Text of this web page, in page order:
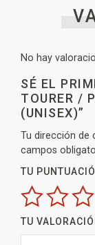
No hay
SÉ EL
TOURER /
(UNISEX)”
Tu dirección de
campos
TU
TU